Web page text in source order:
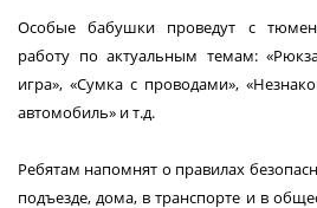
Особые бабушки проведут с
работу по актуальным темам:
игра», «Сумка с проводами»,
автомобиль» и т.д.
Ребятам напомнят о правилах
подъезде, дома, в транспорте и в